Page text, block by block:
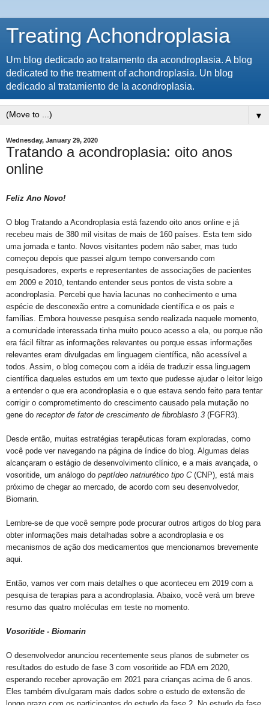
Treating Achondroplasia
Um blog dedicado ao tratamento da acondroplasia. A blog
dedicated to the treatment of achondroplasia. Un blog
dedicado al tratamiento de la acondroplasia.
▼
Wednesday, January 29, 2020
Tratando a acondroplasia: oito anos
online
Feliz Ano Novo!
O blog Tratando a Acondroplasia está fazendo oito anos online e já
recebeu mais de 380 mil visitas de mais de 160 países. Esta tem sido
uma jornada e tanto. Novos visitantes podem não saber, mas tudo
começou depois que passei algum tempo conversando com
pesquisadores, experts e representantes de associações de pacientes
em 2009 e 2010, tentando entender seus pontos de vista sobre a
acondroplasia. Percebi que havia lacunas no conhecimento e uma
espécie de desconexão entre a comunidade científica e os pais e
famílias. Embora houvesse pesquisa sendo realizada naquele momento,
a comunidade interessada tinha muito pouco acesso a ela, ou porque não
era fácil filtrar as informações relevantes ou porque essas informações
relevantes eram divulgadas em linguagem científica, não acessível a
todos. Assim, o blog começou com a idéia de traduzir essa linguagem
científica daqueles estudos em um texto que pudesse ajudar o leitor leigo
a entender o que era acondroplasia e o que estava sendo feito para tentar
corrigir o comprometimento do crescimento causado pela mutação no
gene do receptorde fator de crescimento de fibroblasto 3 (FGFR3).
Desde então, muitas estratégias terapêuticas foram exploradas, como
você pode ver navegando na página de índice do blog. Algumas delas
alcançaram o estágio de desenvolvimento clínico, e a mais avançada, o
vosoritide, um análogo do peptídeo natriurético tipo C(CNP), está mais
próximo de chegar ao mercado, de acordo com seu desenvolvedor,
Biomarin.
Lembre-se de que você sempre pode procurar outros artigos do blog para
obter informações mais detalhadas sobre a acondroplasia e os
mecanismos de ação dos medicamentos que mencionamos brevemente
aqui.
Então, vamos ver com mais detalhes o que aconteceu em 2019 com a
pesquisa de terapias para a acondroplasia. Abaixo, você verá um breve
resumo das quatro moléculas em teste no momento.
Vosoritide - Biomarin
O desenvolvedor anunciou recentemente seus planos de submeter os
resultados do estudo de fase 3 com vosoritide ao FDA em 2020,
esperando receber aprovação em 2021 para crianças acima de 6 anos.
Eles também divulgaram mais dados sobre o estudo de extensão de